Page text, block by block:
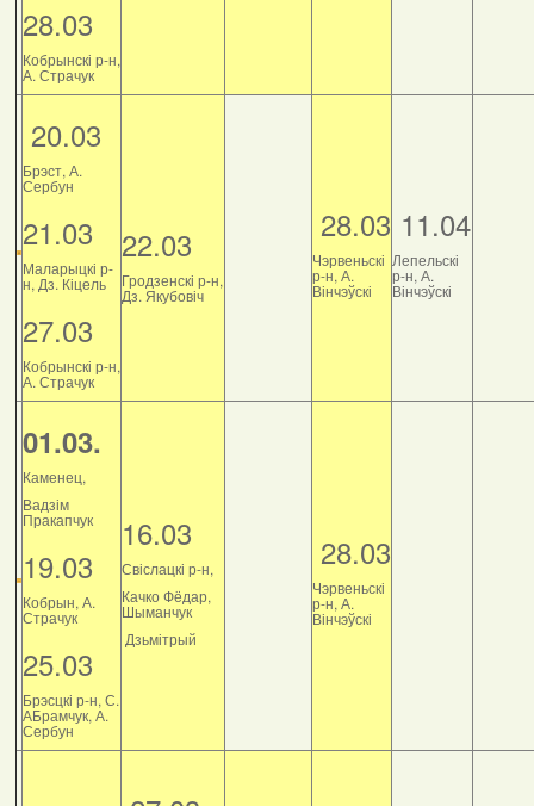
28.03
Кобрынскі р-н,
А. Страчук
20.03
Брэст, А.
Сербун
21.03
Маларыцкі р-
н, Дз. Кіцель
27.03
Кобрынскі р-н,
А. Страчук
22.03
Гродзенскі р-н,
Дз. Якубовіч
28.03
Чэрвеньскі
р-н, А.
Вінчэўскі
11.04
Лепельскі
р-н, А.
Вінчэўскі
01.03.
Каменец,
Вадзім
Пракапчук
19.03
Кобрын, А.
Страчук
25.03
Брэсцкі р-н, С.
АБрамчук, А.
Сербун
16.03
Свіслацкі р-н,
Качко Фёдар,
Шыманчук
Дзьмітрый
28.03
Чэрвеньскі
р-н, А.
Вінчэўскі